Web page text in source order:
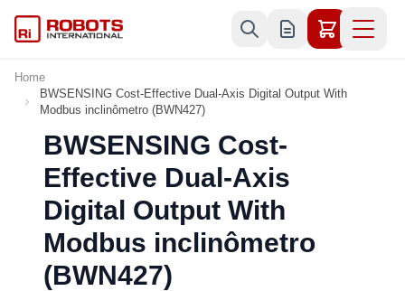
Home
BWSENSING Cost-Effective Dual-Axis Digital Output With
Modbus inclinômetro (BWN427)
BWSENSING Cost-
Effective Dual-Axis
Digital Output With
Modbus inclinômetro
(BWN427)